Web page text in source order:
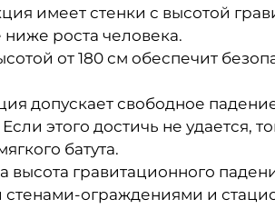
имеет стенки с высотой
ниже роста человека.
от 180 см обеспечит
допускает свободное
Если этого достичь не
батута.
высота гравитационного
ограждениями и